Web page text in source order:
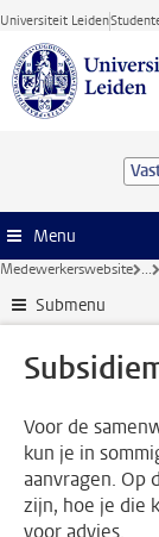
Ga direct naar
Universiteit Leiden
Menu
Medewerkerswebsite ...
Submenu
Voor de
kun je in
aanvragen. Op
zijn, hoe je die
voor advies.